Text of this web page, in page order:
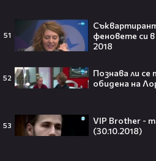
51
феновете си
2018
52
Познава ли се
обидена на
53
VIP Brother -
(30.10.2018)
Любов или
Мадука